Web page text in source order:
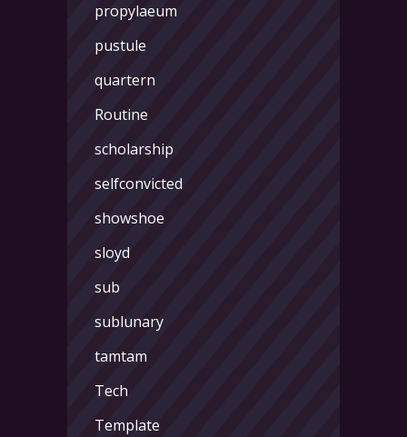
propylaeum
pustule
quartern
Routine
scholarship
selfconvicted
showshoe
sloyd
sub
sublunary
tamtam
Tech
Template